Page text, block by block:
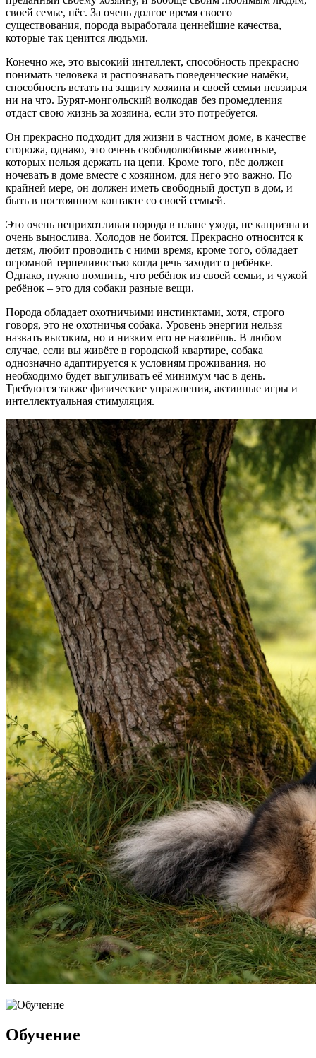
своей семье, пёс. За очень долгое время своего
существования, порода выработала ценнейшие качества,
которые так ценится людьми.
Конечно же, это высокий интеллект, способность прекрасно
понимать человека и распознавать поведенческие намёки,
способность встать на защиту хозяина и своей семьи невзирая
ни на что. Бурят-монгольский волкодав без промедления
отдаст свою жизнь за хозяина, если это потребуется.
Он прекрасно подходит для жизни в частном доме, в качестве
сторожа, однако, это очень свободолюбивые животные,
которых нельзя держать на цепи. Кроме того, пёс должен
ночевать в доме вместе с хозяином, для него это важно. По
крайней мере, он должен иметь свободный доступ в дом, и
быть в постоянном контакте со своей семьей.
Это очень неприхотливая порода в плане ухода, не капризна и
очень вынослива. Холодов не боится. Прекрасно относится к
детям, любит проводить с ними время, кроме того, обладает
огромной терпеливостью когда речь заходит о ребёнке.
Однако, нужно помнить, что ребёнок из своей семьи, и чужой
ребёнок – это для собаки разные вещи.
Порода обладает охотничьими инстинктами, хотя, строго
говоря, это не охотничья собака. Уровень энергии нельзя
назвать высоким, но и низким его не назовёшь. В любом
случае, если вы живёте в городской квартире, собака
однозначно адаптируется к условиям проживания, но
необходимо будет выгуливать её минимум час в день.
Требуются также физические упражнения, активные игры и
интеллектуальная стимуляция.
Обучение